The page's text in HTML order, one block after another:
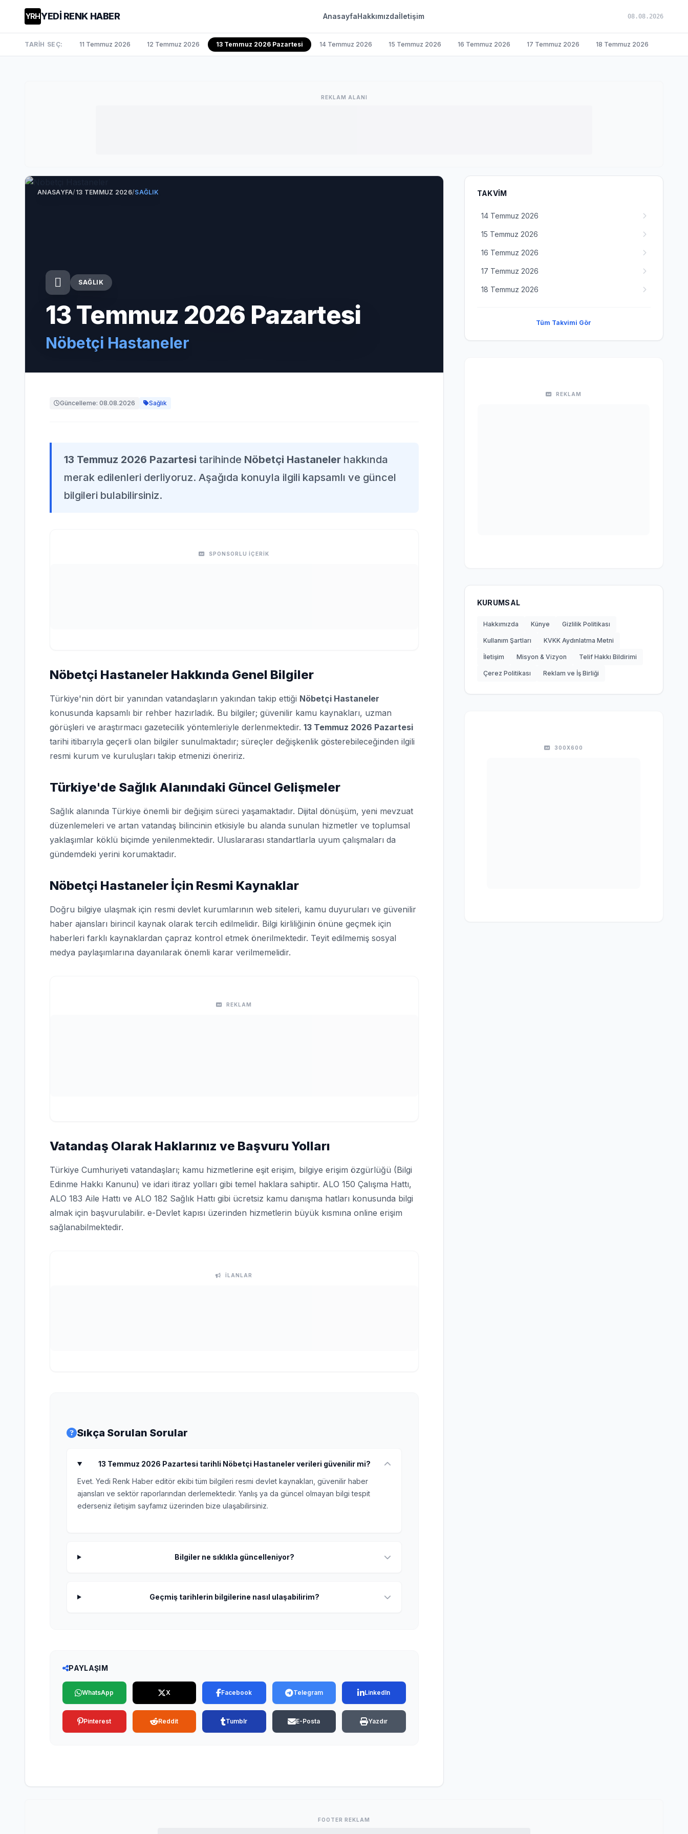
YRHYEDİ RENK HABER AnasayfaHakkımızdaİletişim 08.08.2026
TARİH SEÇ: 11 Temmuz 2026 12 Temmuz 2026 13 Temmuz 2026 Pazartesi 14 Temmuz 2026 15 Temmuz 2026 16 Temmuz 2026 17 Temmuz 2026 18 Temmuz 2026
REKLAM ALANI
ANASAYFA/13 TEMMUZ 2026/SAĞLIK
SAĞLIK
13 Temmuz 2026 Pazartesi
Nöbetçi Hastaneler
Güncelleme: 08.08.2026 Sağlık
13 Temmuz 2026 Pazartesi tarihinde Nöbetçi Hastaneler hakkında
merak edilenleri derliyoruz. Aşağıda konuyla ilgili kapsamlı ve güncel
bilgileri bulabilirsiniz.
SPONSORLU İÇERİK
Nöbetçi Hastaneler Hakkında Genel Bilgiler
Türkiye'nin dört bir yanından vatandaşların yakından takip ettiği Nöbetçi Hastaneler
konusunda kapsamlı bir rehber hazırladık. Bu bilgiler; güvenilir kamu kaynakları, uzman
görüşleri ve araştırmacı gazetecilik yöntemleriyle derlenmektedir. 13 Temmuz 2026 Pazartesi
tarihi itibarıyla geçerli olan bilgiler sunulmaktadır; süreçler değişkenlik gösterebileceğinden ilgili
resmi kurum ve kuruluşları takip etmenizi öneririz.
Türkiye'de Sağlık Alanındaki Güncel Gelişmeler
Sağlık alanında Türkiye önemli bir değişim süreci yaşamaktadır. Dijital dönüşüm, yeni mevzuat
düzenlemeleri ve artan vatandaş bilincinin etkisiyle bu alanda sunulan hizmetler ve toplumsal
yaklaşımlar köklü biçimde yenilenmektedir. Uluslararası standartlarla uyum çalışmaları da
gündemdeki yerini korumaktadır.
Nöbetçi Hastaneler İçin Resmi Kaynaklar
Doğru bilgiye ulaşmak için resmi devlet kurumlarının web siteleri, kamu duyuruları ve güvenilir
haber ajansları birincil kaynak olarak tercih edilmelidir. Bilgi kirliliğinin önüne geçmek için
haberleri farklı kaynaklardan çapraz kontrol etmek önerilmektedir. Teyit edilmemiş sosyal
medya paylaşımlarına dayanılarak önemli karar verilmemelidir.
REKLAM
Vatandaş Olarak Haklarınız ve Başvuru Yolları
Türkiye Cumhuriyeti vatandaşları; kamu hizmetlerine eşit erişim, bilgiye erişim özgürlüğü (Bilgi
Edinme Hakkı Kanunu) ve idari itiraz yolları gibi temel haklara sahiptir. ALO 150 Çalışma Hattı,
ALO 183 Aile Hattı ve ALO 182 Sağlık Hattı gibi ücretsiz kamu danışma hatları konusunda bilgi
almak için başvurulabilir. e-Devlet kapısı üzerinden hizmetlerin büyük kısmına online erişim
sağlanabilmektedir.
İLANLAR
Sıkça Sorulan Sorular
13 Temmuz 2026 Pazartesi tarihli Nöbetçi Hastaneler verileri güvenilir mi?
Evet. Yedi Renk Haber editör ekibi tüm bilgileri resmi devlet kaynakları, güvenilir haber
ajansları ve sektör raporlarından derlemektedir. Yanlış ya da güncel olmayan bilgi tespit
ederseniz iletişim sayfamız üzerinden bize ulaşabilirsiniz.
Bilgiler ne sıklıkla güncelleniyor?
Geçmiş tarihlerin bilgilerine nasıl ulaşabilirim?
PAYLAŞIM
WhatsApp X Facebook Telegram LinkedIn
Pinterest Reddit Tumblr E-Posta Yazdır
TAKVIM
14 Temmuz 2026
15 Temmuz 2026
16 Temmuz 2026
17 Temmuz 2026
18 Temmuz 2026
Tüm Takvimi Gör
REKLAM
KURUMSAL
Hakkımızda Künye Gizlilik Politikası
Kullanım Şartları KVKK Aydınlatma Metni
İletişim Misyon & Vizyon Telif Hakkı Bildirimi
Çerez Politikası Reklam ve İş Birliği
300X600
FOOTER REKLAM